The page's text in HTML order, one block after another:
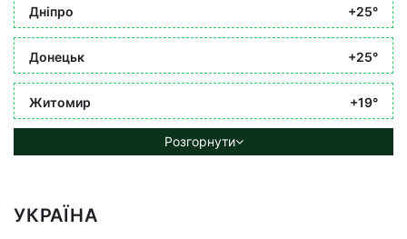
Дніпро +25°
Донецьк +25°
Житомир +19°
Розгорнути
УКРАЇНА